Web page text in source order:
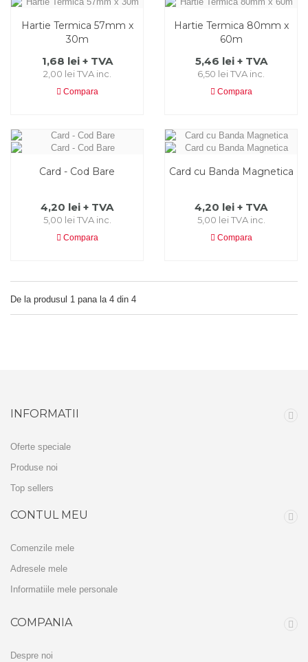
Hartie Termica 57mm x
30m
1,68 lei + TVA
2,00 lei TVA inc.
Compara
Hartie Termica 80mm x
60m
5,46 lei + TVA
6,50 lei TVA inc.
Compara
Card - Cod Bare
4,20 lei + TVA
5,00 lei TVA inc.
Compara
Card cu Banda Magnetica
4,20 lei + TVA
5,00 lei TVA inc.
Compara
De la produsul 1 pana la 4 din 4
INFORMATII
Oferte speciale
Produse noi
Top sellers
CONTUL MEU
Comenzile mele
Adresele mele
Informatiile mele personale
COMPANIA
Despre noi